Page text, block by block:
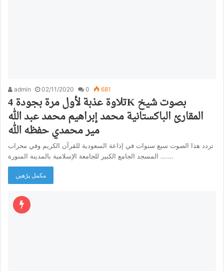
admin 02/11/2020 0 681
تلاوة عذبة لأول مرة بجودة 4K بصوت شيخ
المقارئ الباكستانية محمد إبراهيم محمد عبد الله
مير محمدي حفظه الله
تردد هذا الصوت سبع سنوات في إذاعة السعودية للقرآن الكريم وفي محراب
المسجد الجامع الكبير للجامعة الإسلامية بالمدينة المنورة ….…
مکمل پڑھیں